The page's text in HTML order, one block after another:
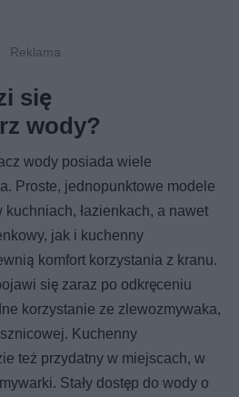
się
wody?
wody posiada wiele
Proste, jednopunktowe modele
łazienkach, a nawet
jak i kuchenny
komfort korzystania z kranu.
się zaraz po odkręceniu
korzystanie ze zlewozmywaka,
Kuchenny
też przydatny w miejscach, w
Stały dostęp do wody o